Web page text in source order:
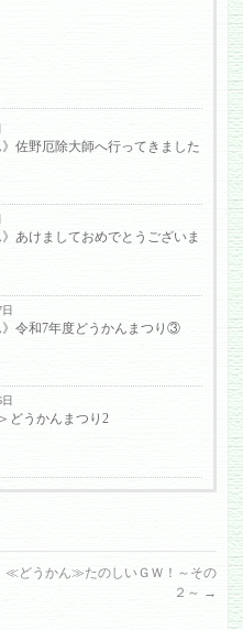
》佐野厄除大師へ行ってきました
》あけましておめでとうございま
》令和7年度どうかんまつり③
どうかんまつり2
≪どうかん≫たのしいＧＷ！～その
２～ →